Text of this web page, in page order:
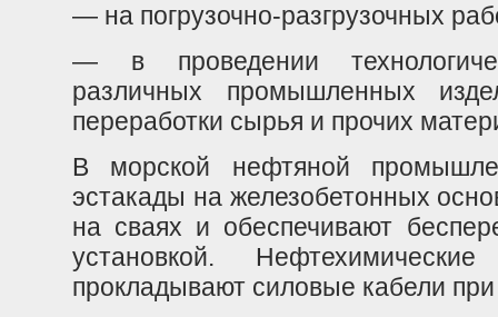
— на погрузочно-разгрузочных
— в проведении
различных промышленных
переработки сырья и прочих
В морской нефтяной
эстакады на железобетонных
на сваях и обеспечивают
установкой.
прокладывают силовые кабели